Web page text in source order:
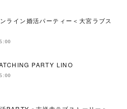
ライン婚活パーティー＜大宮ラブス
PARTY LINO